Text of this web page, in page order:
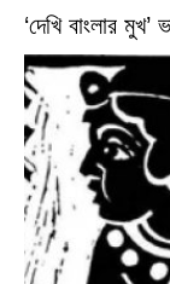
‘দেখি বাংলার মুখ’